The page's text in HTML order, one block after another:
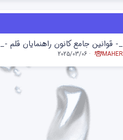
_- قوانین جامع کانون راهنمایان قلم -_
MAHER
2025/03/06